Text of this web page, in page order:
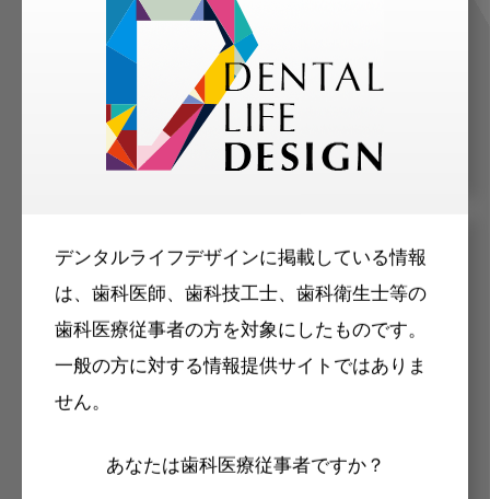
デンタルライフデザインに掲載している情報
は、歯科医師、歯科技工士、歯科衛生士等の
歯科医療従事者の方を対象にしたものです。
一般の方に対する情報提供サイトではありま
せん。
あなたは歯科医療従事者ですか？
容のメールマガジンをお届けします。
メリット
Internet DOに掲載されている